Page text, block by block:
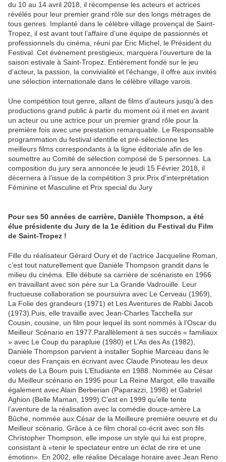
du 10 au 14 avril 2018, il récompense les acteurs et actrices
révélés pour leur premier grand rôle sur des longs métrages de
tous genres. Implanté dans le célèbre village provençal de Saint-
Tropez, il est avant tout l’affaire d’une équipe de passionnés et
professionnels du cinéma, réuni par Eric Michel, le Président du
Festival. Cet évènement prestigieux, marquera l’ouverture de la
saison estivale à Saint-Tropez. Entièrement fondé sur le jeu
d’acteur, la passion, la convivialité et l’échange, il offre aux invités
une sélection internationale dans le célèbre village varois.
Une compétition tout genre, allant de films d’auteurs jusqu’à des
productions grand public à partir du moment où il met en avant
un acteur ou une actrice pour un premier grand rôle pour la
première fois avec une prestation remarquable. Le Responsable
programmation du festival identifie et pré-sélectionne les
meilleurs films correspondants à la ligne éditoriale afin de les
soumettre au Comité de sélection composé de 5 personnes. La
composition du jury sera annoncée le jeudi 15 Février 2018, il
décernera à l’issue de la compétition 3 prix.Prix d'interprétation
Féminine et Masculine et Prix special du Jury
Pour ses 50 années de carrière, Danièle Thompson, a été
élue présidente du Jury de la 1e édition du Festival du Film
de Saint-Tropez !
Fille du réalisateur Gérard Oury et de l’actrice Jacqueline Roman,
c’est tout naturellement que Danièle Thompson grandit dans le
milieu du cinéma. Elle débute sa carrière de scénariste en 1966
en travaillant avec son père sur La Grande Vadrouille. Leur
fructueuse collaboration se poursuivra avec Le Cerveau (1969),
La Folie des grandeurs (1971) et Les Aventures de Rabbi Jacob
(1973).Puis, elle travaille avec Jean-Charles Tacchella sur
Cousin, cousine, un film pour lequel ils sont nommés à l’Oscar du
Meilleur Scénario en 1977.Parallèlement à ses succès « familiaux
» avec Le Coup du parapluie (1980) et L’As des As (1982),
Danièle Thompson parvient à installer Sophie Marceau dans le
coeur des Français en écrivant avec Claude Pinoteau les deux
volets de La Boum puis L’Etudiante en 1988. Nommée au César
du Meilleur scénario en 1995 pour La Reine Margot, elle travaille
également avec Alain Berberian (Paparazzi, 1998) et Gabriel
Aghion (Belle Maman, 1999).C’est en 1999 qu’elle tente
l’aventure de la réalisation avec la comédie douce-amère La
Bûche, nommée aux César de la Meilleure première oeuvre et du
Meilleur scénario. Grâce à ce film choral co-écrit avec son fils
Christopher Thompson, elle impose un style qui lui est propre,
consistant à «tenir le spectateur entre un éclat de rire et une
émotion». En 2002, elle réalise Décalage horaire avec Jean Reno